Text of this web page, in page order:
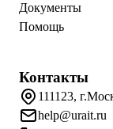
Документы
Помощь
Контакты
111123,
help@urait.ru